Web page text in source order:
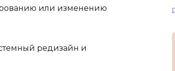
или изменению
редизайн и